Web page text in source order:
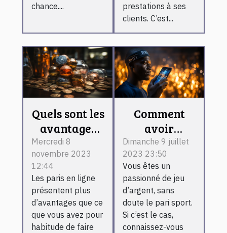
chance....
prestations à ses
clients. C’est...
Quels sont les
avantages
d’un pari
sportif en
ligne ?
Mercredi 8
novembre 2023
12:44
Les paris en ligne
présentent plus
d’avantages que ce
que vous avez pour
habitude de faire
Comment
avoir
l’application
1xbet sur son
téléphone
Android ?
Dimanche 9 juillet
2023 23:50
Vous êtes un
passionné de jeu
d’argent, sans
doute le pari sport.
Si c’est le cas,
connaissez-vous